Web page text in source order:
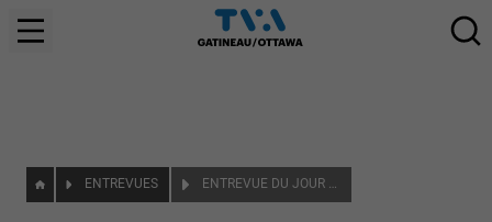
ENTREVUES ENTREVUE DU JOUR – LE COUP DE FOUDRE À LA PREMIÈRE BOUCHÉE PARTIE 2